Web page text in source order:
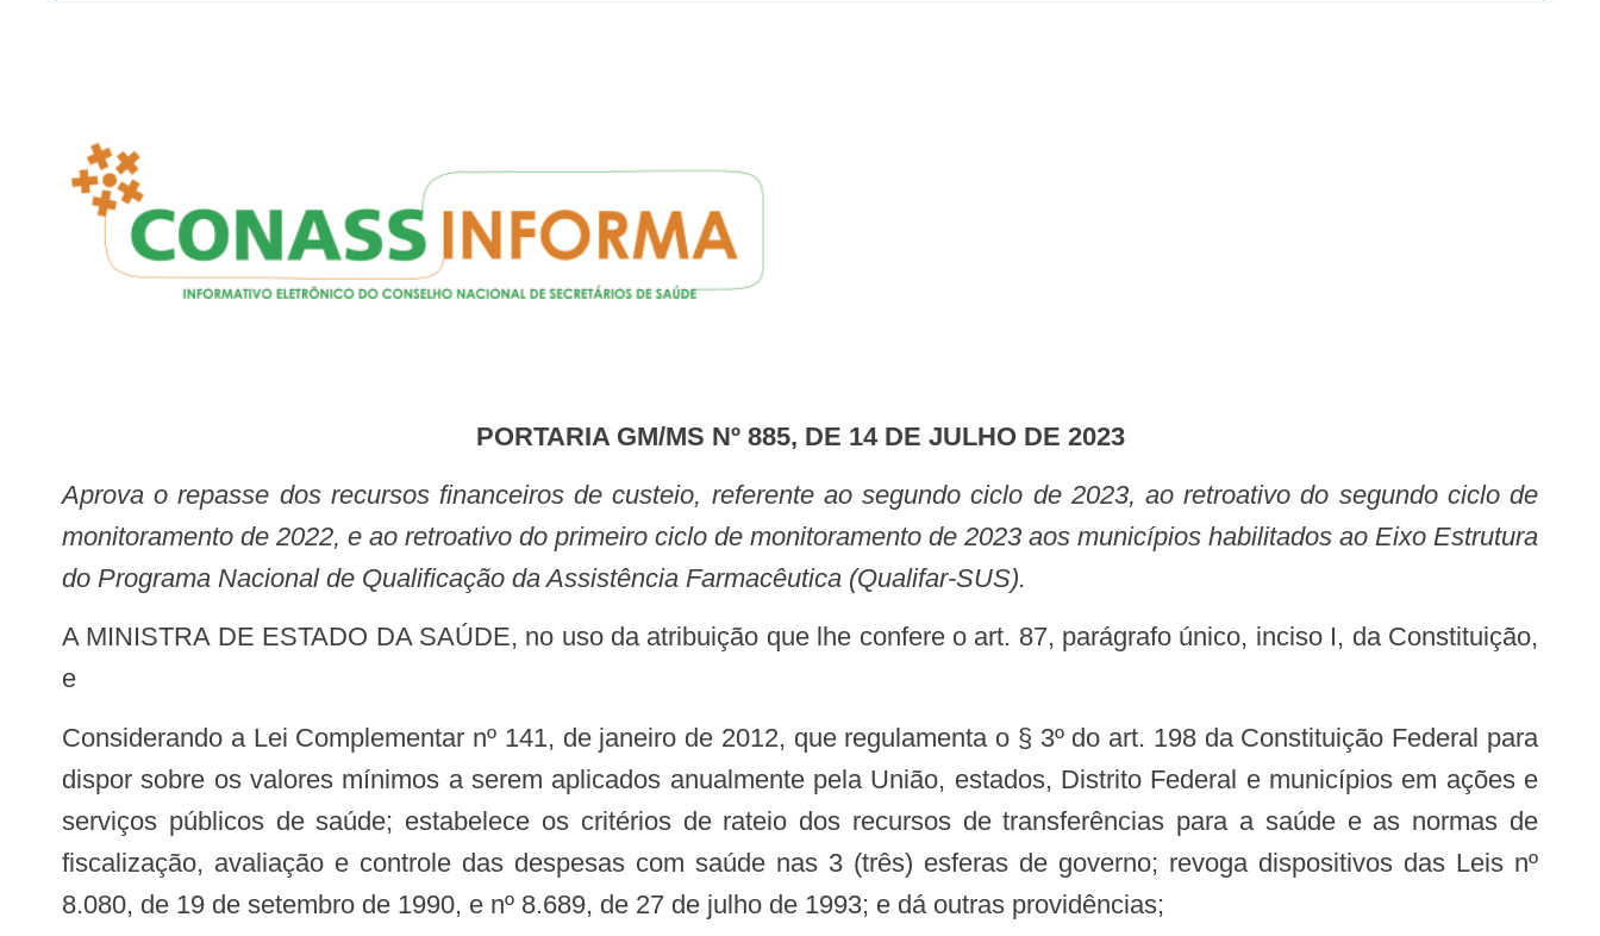
PORTARIA GM/MS Nº 885, DE 14 DE JULHO DE 2023
Aprova o repasse dos recursos financeiros de custeio, referente ao segundo ciclo de 2023, ao retroativo do segundo ciclo de
monitoramento de 2022, e ao retroativo do primeiro ciclo de monitoramento de 2023 aos municípios habilitados ao Eixo Estrutura
do Programa Nacional de Qualificação da Assistência Farmacêutica (Qualifar-SUS).
A MINISTRA DE ESTADO DA SAÚDE, no uso da atribuição que lhe confere o art. 87, parágrafo único, inciso I, da Constituição,
e
Considerando a Lei Complementar nº 141, de janeiro de 2012, que regulamenta o § 3º do art. 198 da Constituição Federal para
dispor sobre os valores mínimos a serem aplicados anualmente pela União, estados, Distrito Federal e municípios em ações e
serviços públicos de saúde; estabelece os critérios de rateio dos recursos de transferências para a saúde e as normas de
fiscalização, avaliação e controle das despesas com saúde nas 3 (três) esferas de governo; revoga dispositivos das Leis nº
8.080, de 19 de setembro de 1990, e nº 8.689, de 27 de julho de 1993; e dá outras providências;